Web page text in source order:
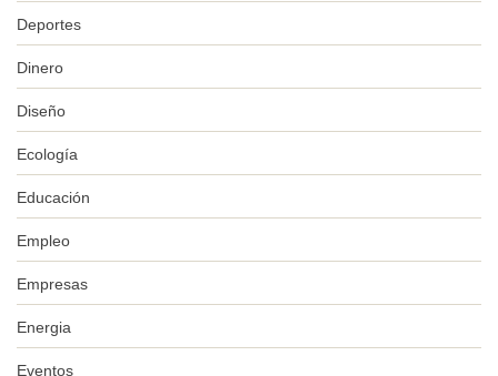
Deportes
Dinero
Diseño
Ecología
Educación
Empleo
Empresas
Energia
Eventos